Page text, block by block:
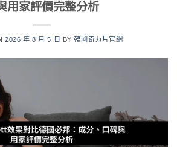
用家評價完整分析
2026 年 8 月 5 日 BY韓國奇力片官網